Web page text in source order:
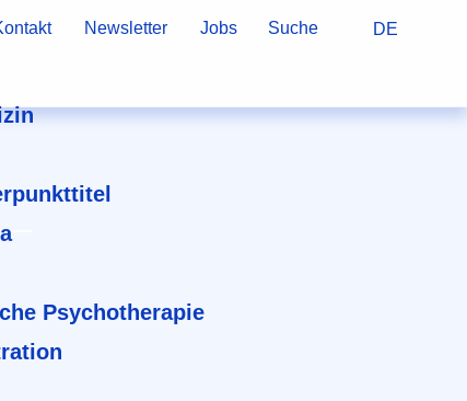
Newsletter Jobs Suche DE
Psychotherapie